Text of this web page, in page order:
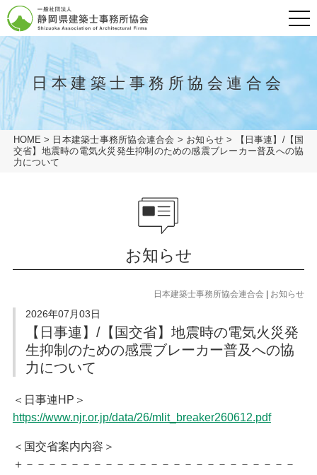
グローバルナビ
HOME
会長挨拶
一般の方
建築相談窓口
定期無料建築相談会
苦情解決相談依頼
建築物等調査依頼
耐震業務
協会概要
建築士事務所とは
協会への入会方法
建築士事務所登録関係
登録の申請（新規・更新）
登録変更の届出
廃業等の届出
プライバシーポリシー
当協会へ入会をご検討の方へ動画をご覧ください
仲間ができる編
講習会・セミナー編
その他サービス編
日本建築士事務所協会連合会
HOME > 日本建築士事務所協会連合会 > お知らせ >
【日事連】/【国
交省】地震時の電気火災発生抑制のための感震ブレーカー普及への協
力について
お知らせ
日本建築士事務所協会連合会 お知らせ
2026年07月03日
【日事連】/【国交省】地震時の電気火災発
生抑制のための感震ブレーカー普及への協
力について
＜日事連HP＞
https://www.njr.or.jp/data/26/mlit_breaker260612.pdf
＜国交省案内内容＞
＋－－－－－－－－－－－－－－－－－－－－－－－－